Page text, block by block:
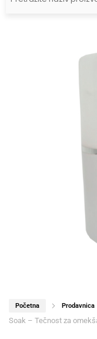
Početna Prodavnica
Soak – Tečnost za